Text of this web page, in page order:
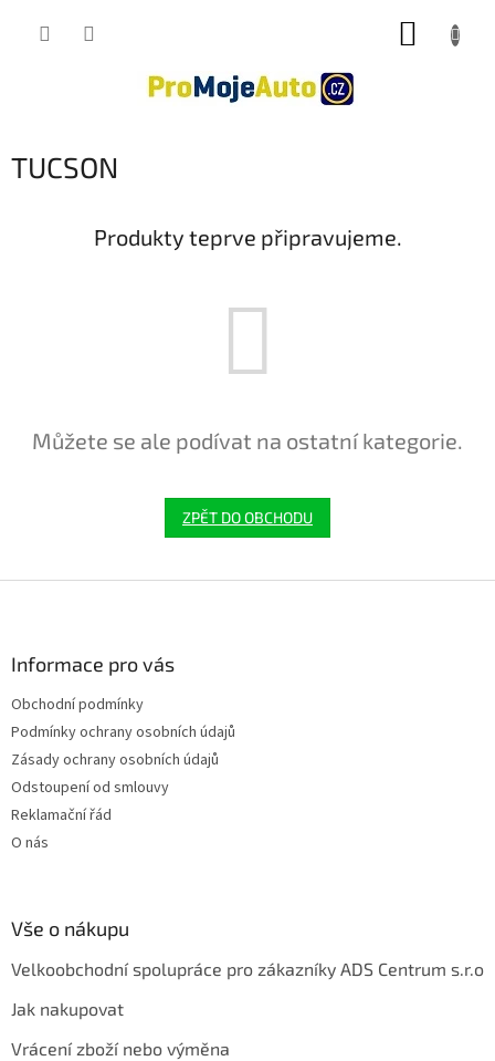
TUCSON
Produkty teprve připravujeme.
Můžete se ale podívat na ostatní kategorie.
ZPĚT DO OBCHODU
Informace pro vás
Obchodní podmínky
Podmínky ochrany osobních údajů
Zásady ochrany osobních údajů
Odstoupení od smlouvy
Reklamační řád
O nás
Vše o nákupu
Velkoobchodní spolupráce pro zákazníky ADS Centrum s.r.o
Jak nakupovat
Vrácení zboží nebo výměna